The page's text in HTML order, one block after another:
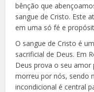
bênção que
sangue de Cristo. Este
em uma só fé e
O sangue de Cristo é
sacrificial de Deus. Em
Deus prova o seu
morreu por nós, sendo
incondicional é central